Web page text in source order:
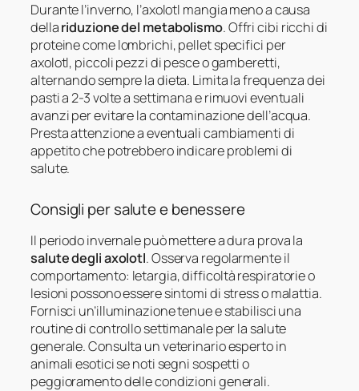
Durante l’inverno, l’axolotl mangia meno a causa
dellariduzione del metabolismo. Offri cibi ricchi di
proteine come lombrichi, pellet specifici per
axolotl, piccoli pezzi di pesce o gamberetti,
alternando sempre la dieta. Limita la frequenza dei
pasti a 2-3 volte a settimana e rimuovi eventuali
avanzi per evitare la contaminazione dell’acqua.
Presta attenzione a eventuali cambiamenti di
appetito che potrebbero indicare problemi di
salute.
Consigli per salute e benessere
Il periodo invernale può mettere a dura prova la
salute degli axolotl. Osserva regolarmente il
comportamento: letargia, difficoltà respiratorie o
lesioni possono essere sintomi di stress o malattia.
Fornisci un’illuminazione tenue e stabilisci una
routine di controllo settimanale per la salute
generale. Consulta un veterinario esperto in
animali esotici se noti segni sospetti o
peggioramento delle condizioni generali.